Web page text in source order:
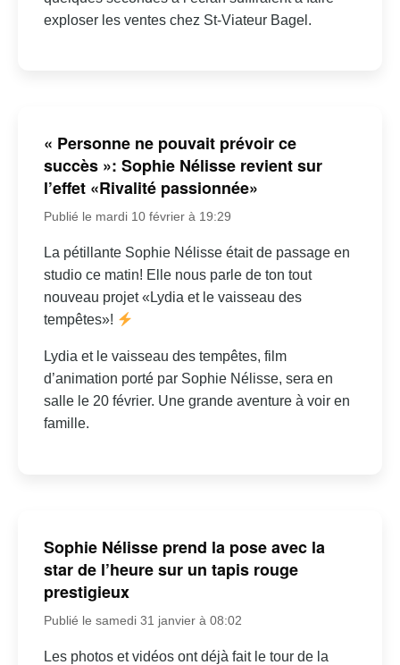
exploser les ventes chez St-Viateur Bagel.
« Personne ne pouvait prévoir ce
succès »: Sophie Nélisse revient sur
l’effet «Rivalité passionnée»
Publié le mardi 10 février à 19:29
La pétillante Sophie Nélisse était de passage en
studio ce matin! Elle nous parle de ton tout
nouveau projet «Lydia et le vaisseau des
tempêtes»!
Lydia et le vaisseau des tempêtes, film
d’animation porté par Sophie Nélisse, sera en
salle le 20 février. Une grande aventure à voir en
famille.
Sophie Nélisse prend la pose avec la
star de l’heure sur un tapis rouge
prestigieux
Publié le samedi 31 janvier à 08:02
Les photos et vidéos ont déjà fait le tour de la